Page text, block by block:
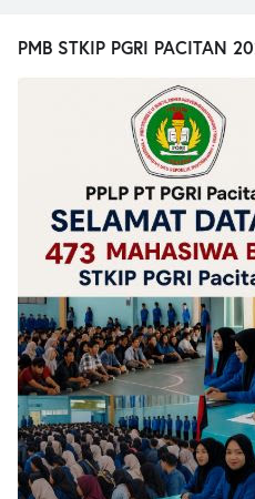
PMB STKIP PGRI PACITAN